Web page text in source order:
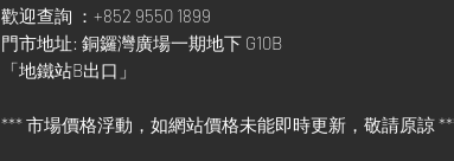
歡迎查詢 ：+852 9550 1899
門市地址: 銅鑼灣廣場一期地下 G10B
「地鐵站B出口」
*** 市場價格浮動，如網站價格未能即時更新，敬請原諒